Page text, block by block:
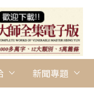
新聞專題